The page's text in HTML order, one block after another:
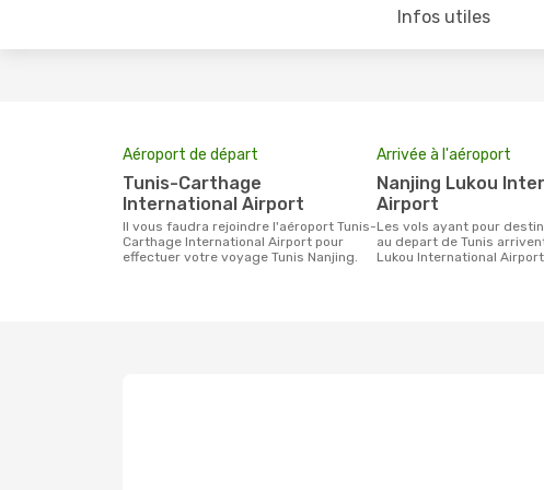
Infos utiles
Aéroport de départ
Tunis-Carthage
International Airport
Il vous faudra rejoindre l'aéroport Tunis-
Carthage International Airport pour
effectuer votre voyage Tunis Nanjing.
Arrivée à l'aéroport
Nanjing Lukou International
Airport
Les vols ayant pour destination Nanjing
au depart de Tunis
Lukou International Airport